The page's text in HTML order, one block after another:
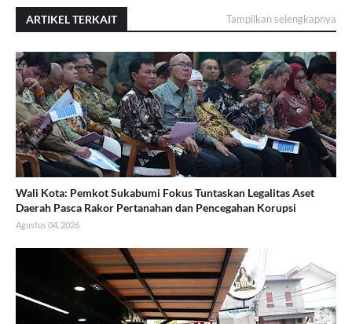
ARTIKEL TERKAIT Tampilkan selengkapnya
Wali Kota: Pemkot Sukabumi Fokus Tuntaskan Legalitas Aset
Daerah Pasca Rakor Pertanahan dan Pencegahan Korupsi
Agustus 04, 2026